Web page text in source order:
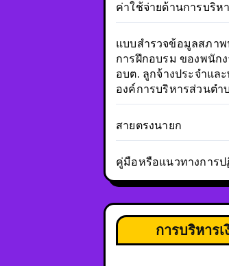
ค่าใช้จ่ายด้านการบริห
แบบสำรวจข้อมูลสภา
การฝึกอบรม ของพนัก
อบต. ลูกจ้างประจำแล
องค์การบริหารส่วนตำ
สายตรงนายก
คู่มือหรือแนวทางการ
การบริหาร